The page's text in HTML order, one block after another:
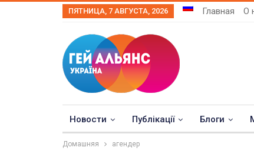
ПЯТНИЦА, 7 АВГУСТА, 2026 Главная О
Новости Публікації Блоги
Домашняя агендер